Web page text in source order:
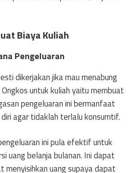
Biaya Kuliah
Pengeluaran
dikerjakan jika mau menabung
untuk kuliah yaitu membuat
pengeluaran ini bermanfaat
agar tidaklah terlalu konsumtif.
ini pula efektif untuk
uang belanja bulanan. Ini dapat
menyisihkan uang supaya dapat